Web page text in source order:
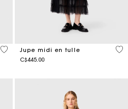
3,2 out of 5 Customer Rating
Jupe midi en tulle
C$445.00
4,7